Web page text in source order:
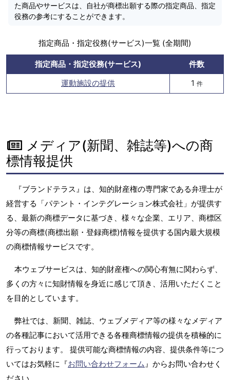
た商品やサービスは、自社が商標出願する際の指定商品、指定
役務の参考にすることができます。
指定商品・指定役務(サービス)一覧 (全期間)
指定商品・指定役務(サービス)
件数
運動施設の提供
1 件
メディア(新聞、雑誌等)への商
標情報提供
『ブランドテラス』は、知的財産権の専門家である弁理士が
経営する「パテント・インテグレーション株式会社」が提供す
る、最新の商標データに基づき、様々な企業、エリア、商標区
分等の商標(商標出願・登録商標)情報を提供する国内最大規模
の商標情報サービスです。
本ウェブサービスは、知的財産権への関心有無に関わらず、
多くの方々に知財情報を身近に感じて頂き、活用いただくこと
を目的としています。
弊社では、新聞、雑誌、ウェブメディア等の様々なメディア
の各種記事において活用できる各種商標情報の提供を積極的に
行っております。 提供可能な商標情報の内容、提供条件等につ
いてはお気軽に『お問い合わせフォーム 』からお問い合わせく